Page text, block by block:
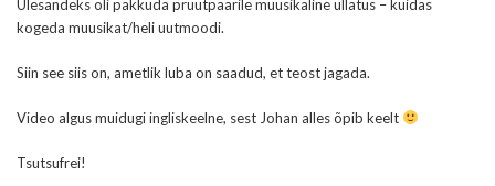
Ülesandeks oli pakkuda pruutpaarile muusikaline üllatus – kuidas
kogeda muusikat/heli uutmoodi.
Siin see siis on, ametlik luba on saadud, et teost jagada.
Video algus muidugi ingliskeelne, sest Johan alles õpib keelt
Tsutsufrei!